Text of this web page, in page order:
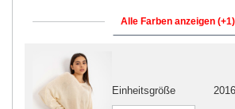
Alle Farben anzeigen (+1)
Einheitsgröße